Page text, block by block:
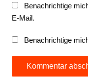
Benachrichtige
E-Mail.
Benachrichtige